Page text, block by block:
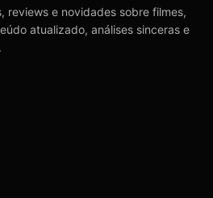
reviews e novidades sobre filmes,
atualizado, análises sinceras e